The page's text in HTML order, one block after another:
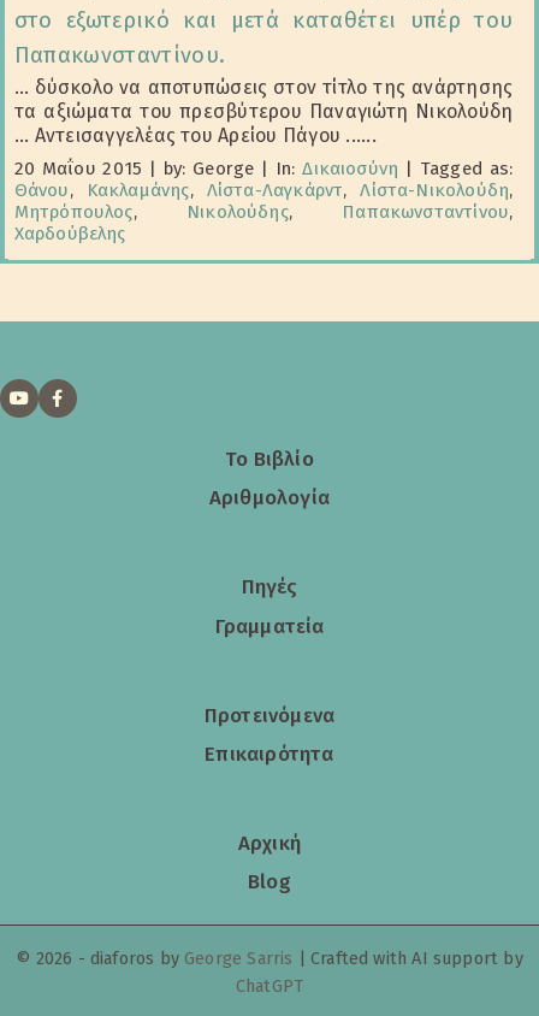
στο εξωτερικό και μετά καταθέτει υπέρ του
Παπακωνσταντίνου.
... δύσκολο να αποτυπώσεις στον τίτλο της ανάρτησης
τα αξιώματα του πρεσβύτερου Παναγιώτη Νικολούδη
... Αντεισαγγελέας του Αρείου Πάγου ......
20 Μαΐου 2015 by: George In:Δικαιοσύνη
Tagged as:
Θάνου, Κακλαμάνης, Λίστα-Λαγκάρντ,Λίστα-Νικολούδη,
Μητρόπουλος, Νικολούδης, Παπακωνσταντίνου,
Χαρδούβελης
Το Βιβλίο
Αριθμολογία
Πηγές
Γραμματεία
Προτεινόμενα
Επικαιρότητα
Αρχική
Blog
© 2026 - diaforos by George Sarris | Crafted withAI support by
ChatGPT